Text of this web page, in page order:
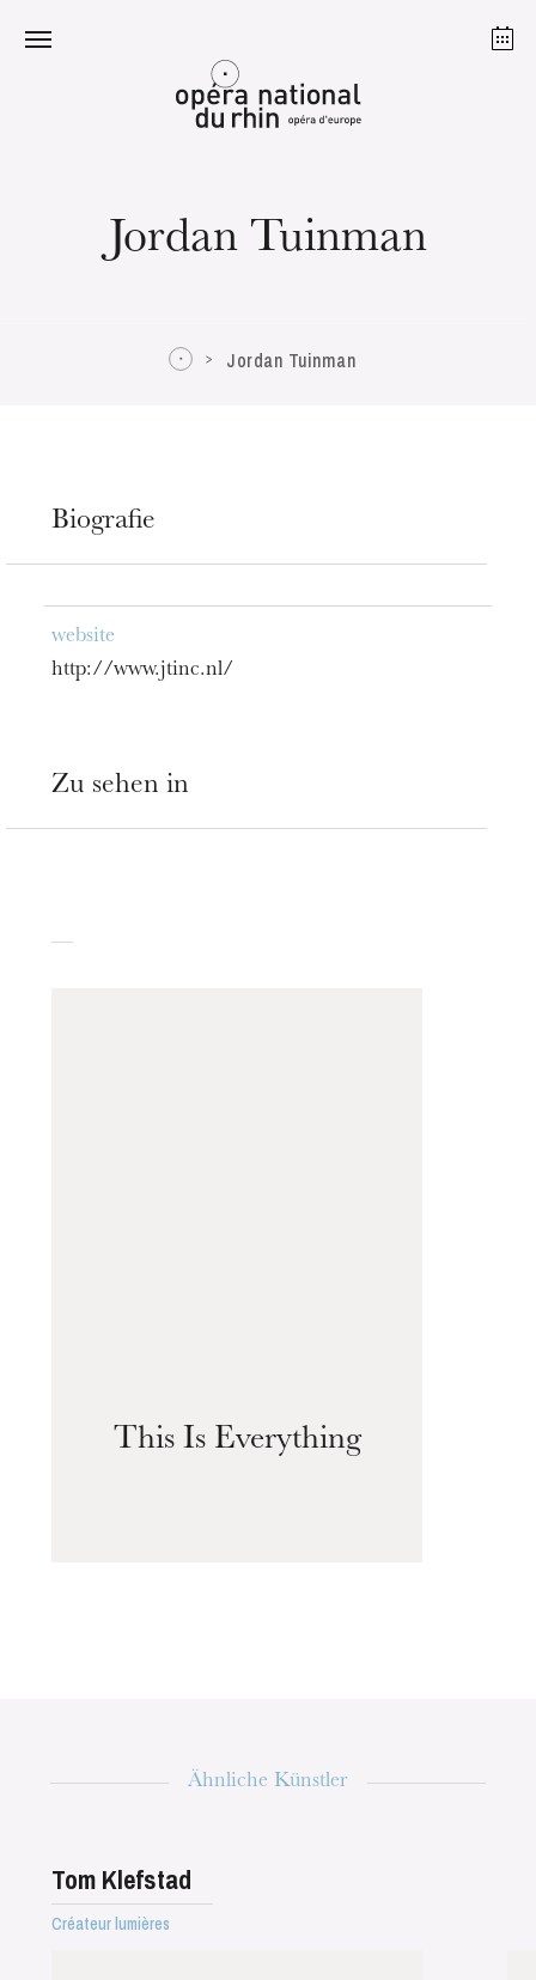
Straßburg
Führungen durch die Oper
Jordan Tuinman
Jordan Tuinman
Biografie
website
http://www.jtinc.nl/
Zu sehen in
This Is Everything
Ähnliche Künstler
Tom Klefstad
Créateur lumières